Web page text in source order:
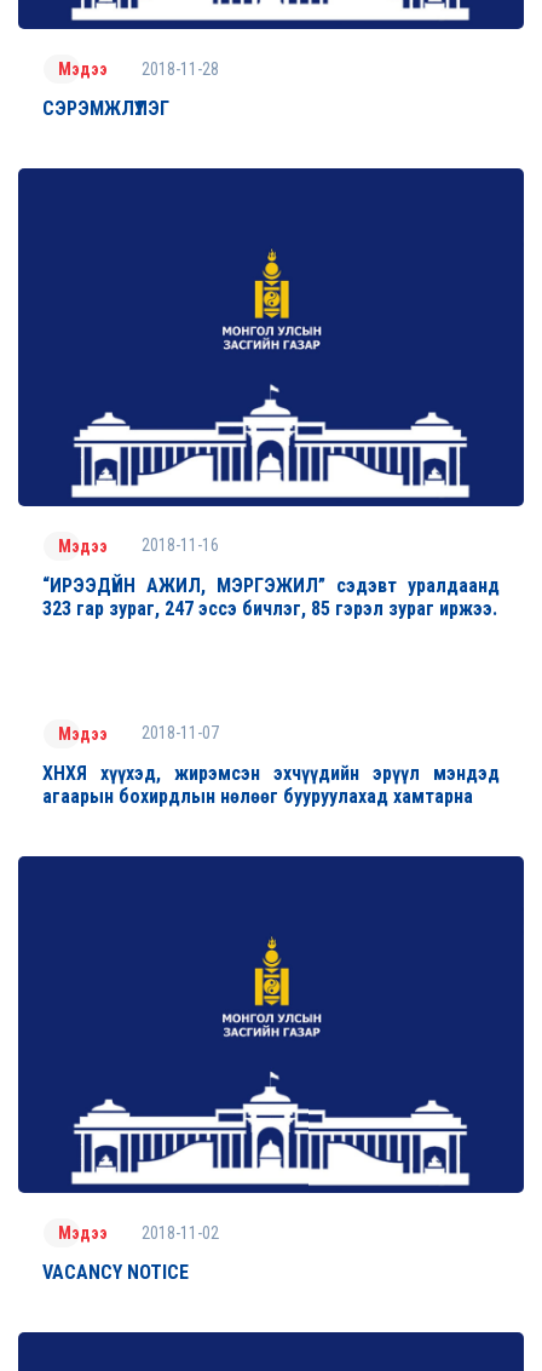
Мэдээ 2018-11-28
СЭРЭМЖЛҮҮЛЭГ
Мэдээ 2018-11-16
“ИРЭЭДҮЙН АЖИЛ, МЭРГЭЖИЛ” сэдэвт уралдаанд
323 гар зураг, 247 эссэ бичлэг, 85 гэрэл зураг иржээ.
Мэдээ 2018-11-07
ХНХЯ хүүхэд, жирэмсэн эхчүүдийн эрүүл мэндэд
агаарын бохирдлын нөлөөг бууруулахад хамтарна
Мэдээ 2018-11-02
VACANCY NOTICE